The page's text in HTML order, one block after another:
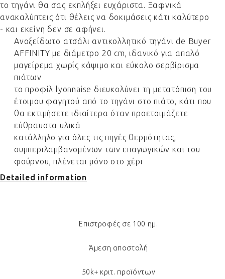
το τηγάνι θα σας εκπλήξει ευχάριστα. Ξαφνικά
ανακαλύπτεις ότι θέλεις να δοκιμάσεις κάτι καλύτερο
- και εκείνη δεν σε αφήνει.
Ανοξείδωτο ατσάλι αντικολλητικό τηγάνι de Buyer
AFFINITY με διάμετρο 20 cm, ιδανικό για απαλό
μαγείρεμα χωρίς κάψιμο και εύκολο σερβίρισμα
πιάτων
το προφίλ lyonnaise διευκολύνει τη μετατόπιση του
έτοιμου φαγητού από το τηγάνι στο πιάτο, κάτι που
θα εκτιμήσετε ιδιαίτερα όταν προετοιμάζετε
εύθραυστα υλικά
κατάλληλο για όλες τις πηγές θερμότητας,
συμπεριλαμβανομένων των επαγωγικών και του
φούρνου, πλένεται μόνο στο χέρι
Detailed information
Επιστροφές σε 100 ημ.
Άμεση αποστολή
50k+ κριτ. προϊόντων